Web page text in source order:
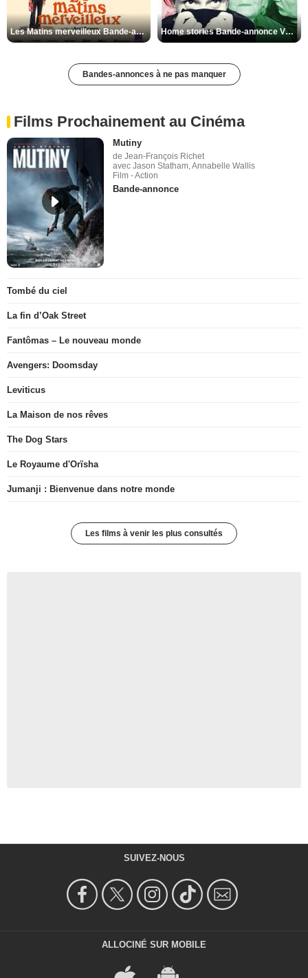
Les Matins merveilleux Bande-annonce VF Home stories Bande-annonce VO STFR
Bandes-annonces à ne pas manquer
Films Prochainement au Cinéma
Mutiny
de Jean-François Richet
avec Jason Statham, Annabelle Wallis
Film - Action
Bande-annonce
Tombé du ciel
La fin d’Oak Street
Fantômas – Le nouveau monde
Avengers: Doomsday
Leviticus
La Maison de nos rêves
The Dog Stars
Le Royaume d'Orïsha
Jumanji : Bienvenue dans notre monde
Les films à venir les plus consultés
SUIVEZ-NOUS
ALLOCINÉ SUR MOBILE